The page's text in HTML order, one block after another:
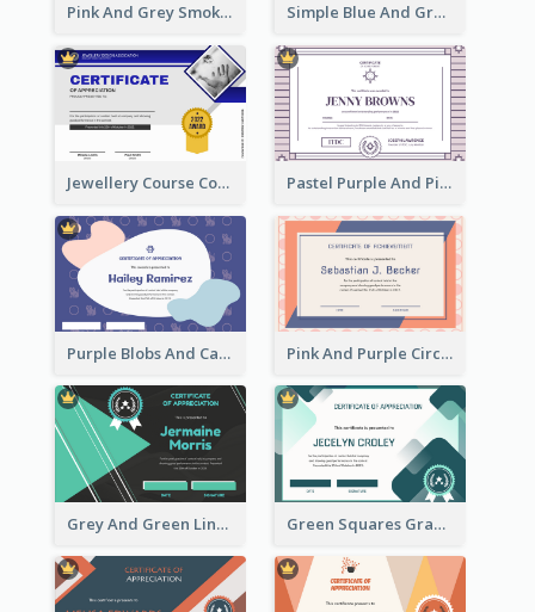
Pink And Grey Smoke Background Certificate Simple Blue And Green Triangles Shapes Certificate
Jewellery Course Completion Certificate Pastel Purple And Pink Elegant Certificate Design
Purple Blobs And Cats Patterns Appreciation Certificate Pink And Purple Circles Pattern Appreciation Certificate
Grey And Green Lines Patterns Certificate Green Squares Gradient Appreciation Certificate